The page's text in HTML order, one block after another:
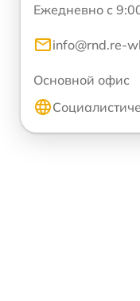
Ежедневно с
info@rnd.re-
Основной офис